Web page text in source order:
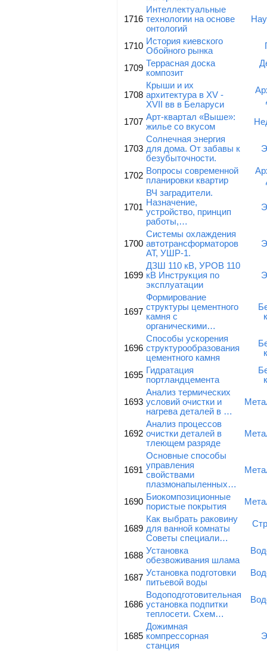
1716
Интеллектуальные
технологии на основе
онтологий
1710 История киевского
Обойного рынка
1709 Террасная доска
композит
1708
Крыши и их
архитектура в ХV -
ХVII вв в Беларуси
1707 Арт-квартал «Выше»:
жилье со вкусом
1703
Солнечная энергия
для дома. От забавы к
безубыточности.
1702 Вопросы современной
планировки квартир
1701
ВЧ заградители.
Назначение,
устройство, принцип
работы,…
1700
Системы охлаждения
автотрансформаторов
АТ, УШР-1.
1699
ДЗШ 110 кВ, УРОВ 110
кВ Инструкция по
эксплуатации
1697
Формирование
структуры цементного
камня с
органическими…
1696
Способы ускорения
структурообразования
цементного камня
1695 Гидратация
портландцемента
1693
Анализ термических
условий очистки и
нагрева деталей в …
1692
Анализ процессов
очистки деталей в
тлеющем разряде
1691
Основные способы
управления
свойствами
плазмонапыленных…
1690 Биокомпозиционные
пористые покрытия
1689
Как выбрать раковину
для ванной комнаты
Советы специали…
1688 Установка
обезвоживания шлама
1687 Установка подготовки
питьевой воды
1686
Водоподготовительная
установка подпитки
теплосети. Схем…
1685
Дожимная
компрессорная
станция